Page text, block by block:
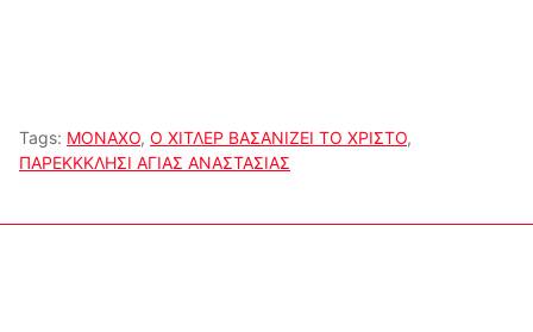
Tags: ΜΟΝΑΧΟ, Ο ΧΙΤΛΕΡ ΒΑΣΑΝΙΖΕΙ ΤΟ ΧΡΙΣΤΟ,
ΠΑΡΕΚΚΚΛΗΣΙ ΑΓΙΑΣ ΑΝΑΣΤΑΣΙΑΣ